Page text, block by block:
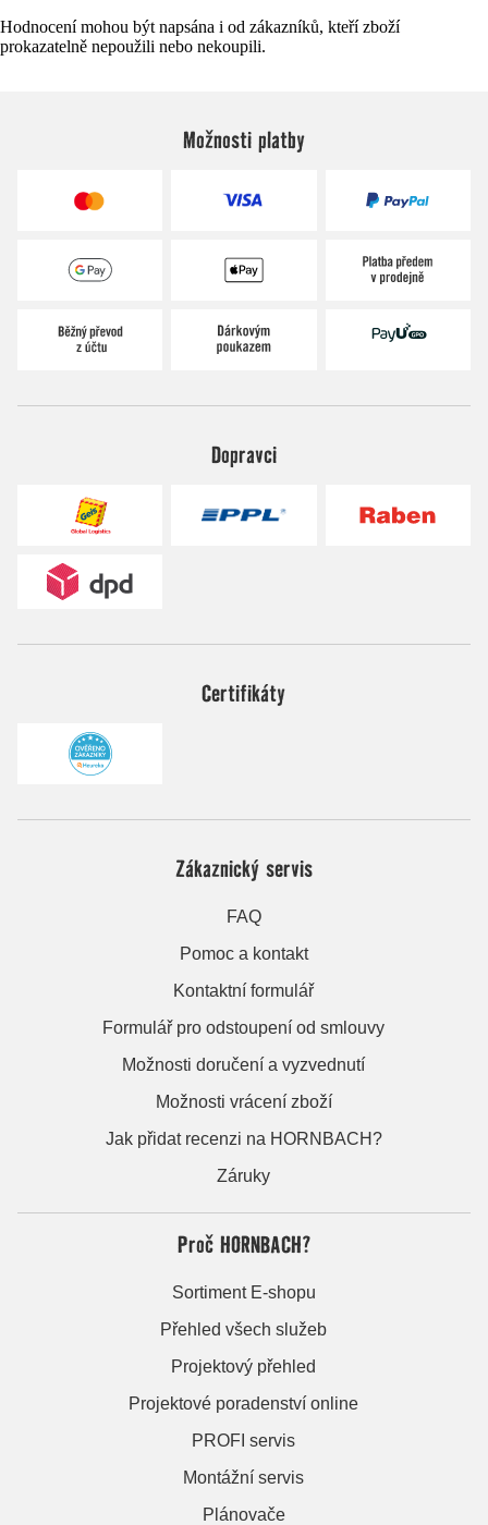
Hodnocení mohou být napsána i od zákazníků, kteří zboží
prokazatelně nepoužili nebo nekoupili.
Možnosti platby
Dopravci
Certifikáty
Zákaznický servis
FAQ
Pomoc a kontakt
Kontaktní formulář
Formulář pro odstoupení od smlouvy
Možnosti doručení a vyzvednutí
Možnosti vrácení zboží
Jak přidat recenzi na HORNBACH?
Záruky
Proč HORNBACH?
Sortiment E-shopu
Přehled všech služeb
Projektový přehled
Projektové poradenství online
PROFI servis
Montážní servis
Plánovače